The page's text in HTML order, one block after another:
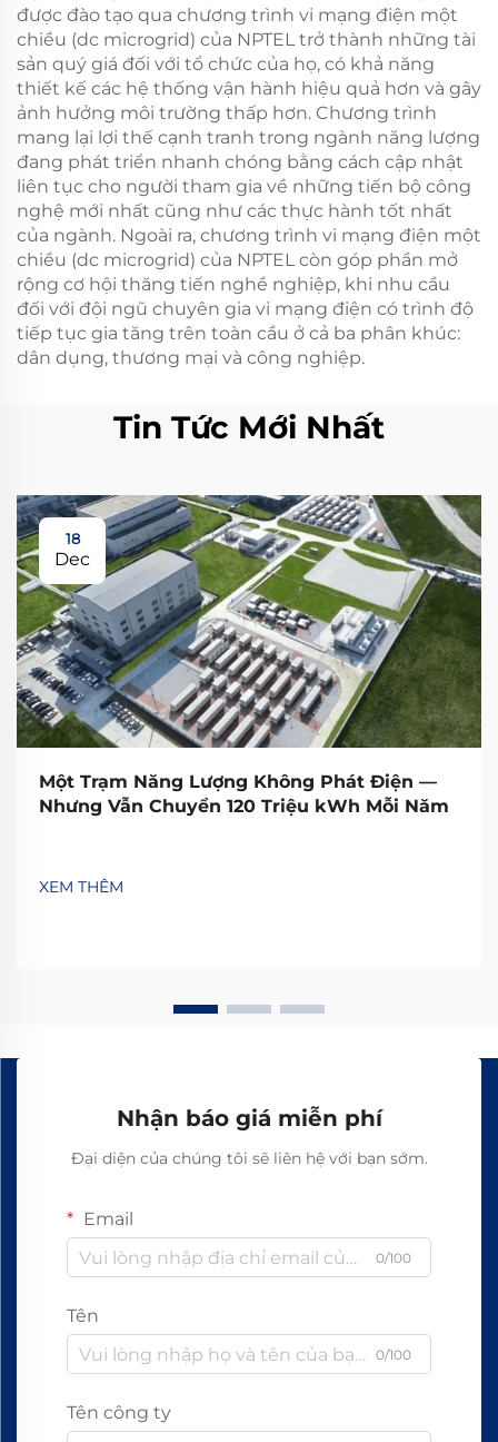
được đào tạo qua chương trình vi mạng điện một
chiều (dc microgrid) của NPTEL trở thành những tài
sản quý giá đối với tổ chức của họ, có khả năng
thiết kế các hệ thống vận hành hiệu quả hơn và gây
ảnh hưởng môi trường thấp hơn. Chương trình
mang lại lợi thế cạnh tranh trong ngành năng lượng
đang phát triển nhanh chóng bằng cách cập nhật
liên tục cho người tham gia về những tiến bộ công
nghệ mới nhất cũng như các thực hành tốt nhất
của ngành. Ngoài ra, chương trình vi mạng điện một
chiều (dc microgrid) của NPTEL còn góp phần mở
rộng cơ hội thăng tiến nghề nghiệp, khi nhu cầu
đối với đội ngũ chuyên gia vi mạng điện có trình độ
tiếp tục gia tăng trên toàn cầu ở cả ba phân khúc:
dân dụng, thương mại và công nghiệp.
Tin Tức Mới Nhất
18
Dec
Một Trạm Năng Lượng Không Phát Điện —
Nhưng Vẫn Chuyển 120 Triệu kWh Mỗi Năm
XEM THÊM
Nhận báo giá miễn phí
Đại diện của chúng tôi sẽ liên hệ với bạn sớm.
Email
0/100
Tên
0/100
Tên công ty